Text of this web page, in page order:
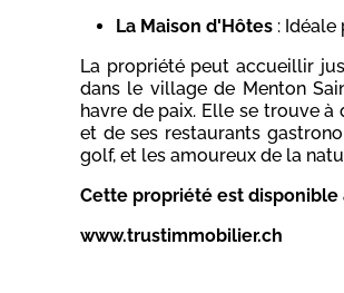
La Maison d'Hôtes : Idéale
La propriété peut accueillir
dans le village de Menton
havre de paix. Elle se trouve
et de ses restaurants
golf, et les amoureux de la
Cette propriété est disponible
www.trustimmobilier.ch